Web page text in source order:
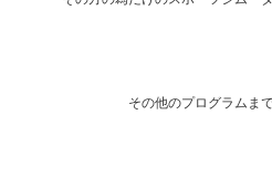
その他のプログラムま